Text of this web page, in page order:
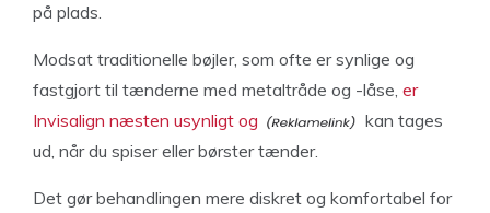
på plads.
Modsat traditionelle bøjler, som ofte er synlige og
fastgjort til tænderne med metaltråde og -låse, er
Invisalign næsten usynligt og
kan tages
ud, når du spiser eller børster tænder.
Det gør behandlingen mere diskret og komfortabel for